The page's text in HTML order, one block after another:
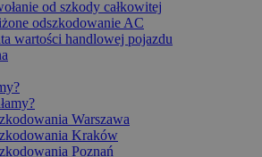
od szkody całkowitej
odszkodowanie AC
wartości handlowej pojazdu
Warszawa
Kraków
Poznań